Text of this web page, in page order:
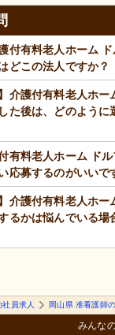
付有料老人ホーム
どこの法人ですか？
介護付有料老人ホ
た後は、どのように
有料老人ホーム ド
応募するのがいいで
介護付有料老人ホ
るかは悩んでいる場
員求人 岡山県 准看護師
みんな